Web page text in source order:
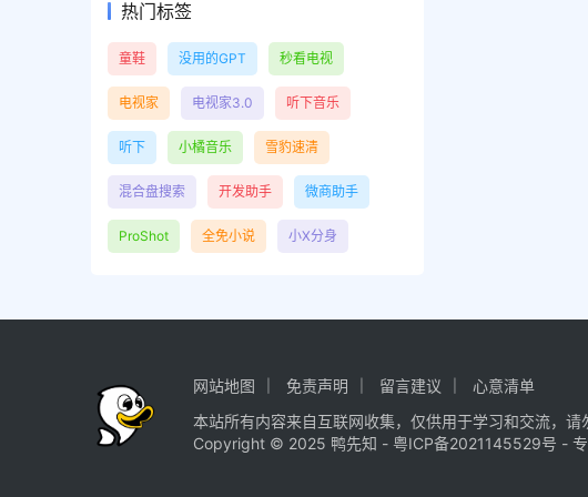
热门标签
童鞋 没用的GPT 秒看电视
电视家 电视家3.0 听下音乐
听下 小橘音乐 雪豹速清
混合盘搜索 开发助手 微商助手
ProShot 全免小说 小X分身
网站地图 免责声明 留言建议
心意清单
本站所有内容来自互联网收集，仅供用于学习和交流，
Copyright © 2025 鸭先知 -粤ICP备2021145529号 -